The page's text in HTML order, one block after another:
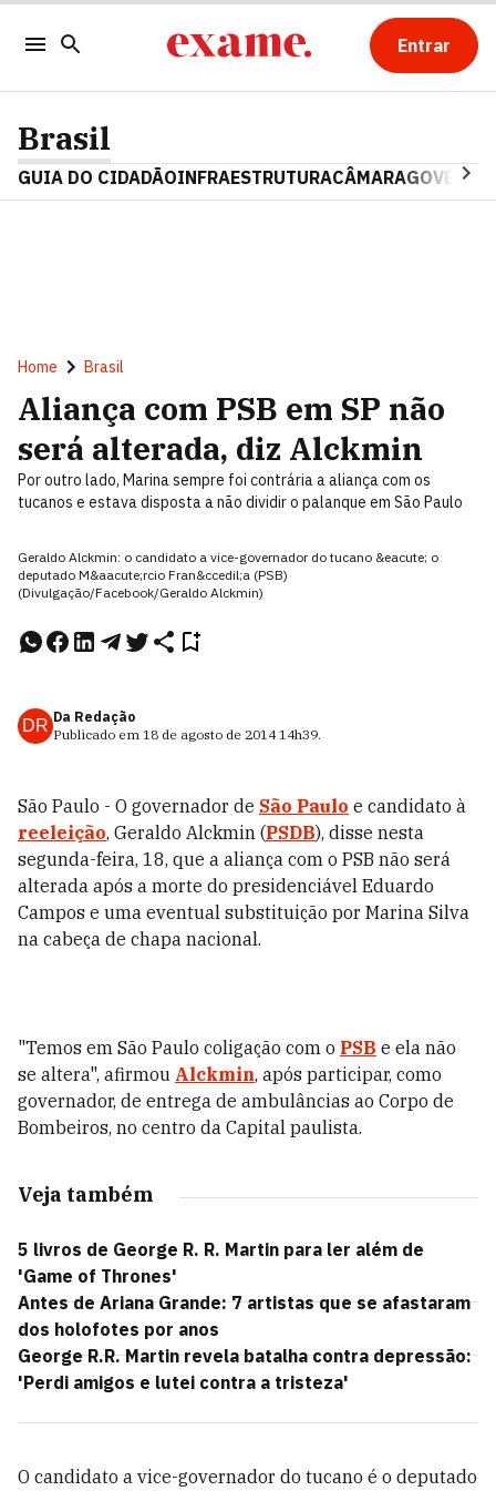
Entrar
Brasil
GUIA DO CIDADÃOINFRAESTRUTURACÂMARAGOVERNO
Home Brasil
Aliança com PSB em SP não
será alterada, diz Alckmin
Por outro lado, Marina sempre foi contrária a aliança com os
tucanos e estava disposta a não dividir o palanque em São Paulo
Geraldo Alckmin: o candidato a vice-governador do tucano &eacute; o
deputado M&aacute;rcio Fran&ccedil;a (PSB)
(Divulgação/Facebook/Geraldo Alckmin)
DR Da Redação
Publicado em 18 de agosto de 2014 14h39.
São Paulo - O governador de São Paulo e candidato à
reeleição, Geraldo Alckmin (PSDB), disse nesta
segunda-feira, 18, que a aliança com o PSB não será
alterada após a morte do presidenciável Eduardo
Campos e uma eventual substituição por Marina Silva
na cabeça de chapa nacional.
"Temos em São Paulo coligação com o PSB e ela não
se altera", afirmou Alckmin, após participar, como
governador, de entrega de ambulâncias ao Corpo de
Bombeiros, no centro da Capital paulista.
Veja também
5 livros de George R. R. Martin para ler além de
'Game of Thrones'
Antes de Ariana Grande: 7 artistas que se afastaram
dos holofotes por anos
George R.R. Martin revela batalha contra depressão:
'Perdi amigos e lutei contra a tristeza'
O candidato a vice-governador do tucano é o deputado